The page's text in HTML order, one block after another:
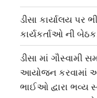
ડીસા કાર્યાલય પર
કાર્યકર્તાઓ ની
ડીસા માં ગૌસ્વામી
આયોજન કરવામાં
ભાઈઓ દ્વારા ભવ્ય